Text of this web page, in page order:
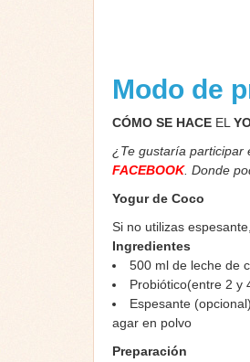
Modo de
CÓMO SE HACE EL
¿Te gustaría participar
FACEBOOK. Donde
Yogur de Coco
Si no utilizas
Ingredientes
500 ml de leche de
Probiótico(entre 2 y
Espesante
agar en polvo
Preparación